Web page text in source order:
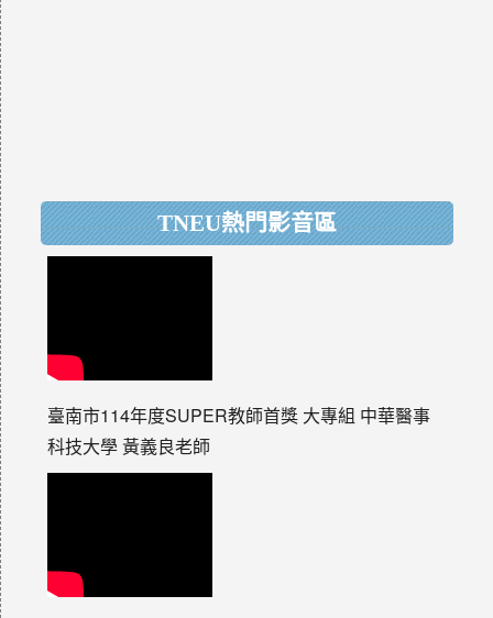
TNEU熱門影音區
臺南市114年度SUPER教師首獎 大專組 中華醫事
科技大學 黃義良老師